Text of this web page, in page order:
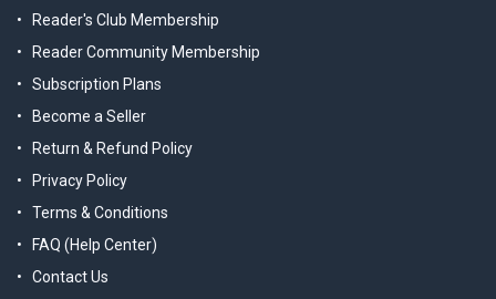
Reader's Club Membership
Reader Community Membership
Subscription Plans
Become a Seller
Return & Refund Policy
Privacy Policy
Terms & Conditions
FAQ (Help Center)
Contact Us